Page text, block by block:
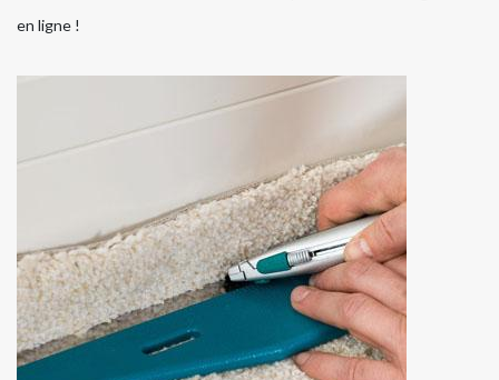
en ligne !